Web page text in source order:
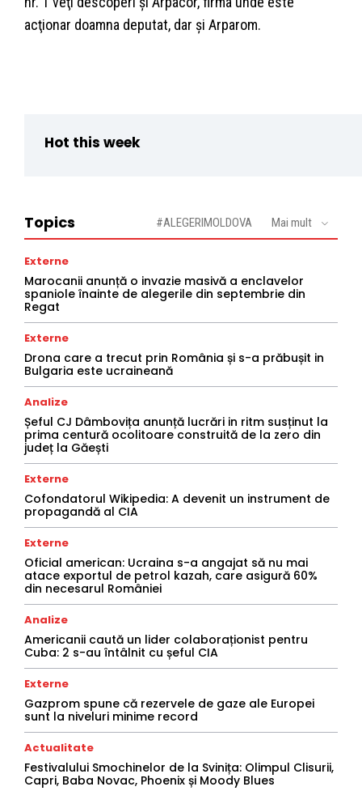
acţionar doamna deputat, dar şi Arparom.
Hot this week
Topics #ALEGERIMOLDOVA Mai mult
Externe
Marocanii anunță o invazie masivă a enclavelor
spaniole înainte de alegerile din septembrie din
Regat
Externe
Drona care a trecut prin România și s-a prăbușit in
Bulgaria este ucraineană
Analize
Șeful CJ Dâmbovița anunță lucrări in ritm susținut la
prima centură ocolitoare construită de la zero din
județ la Găești
Externe
Cofondatorul Wikipedia: A devenit un instrument de
propagandă al CIA
Externe
Oficial american: Ucraina s-a angajat să nu mai
atace exportul de petrol kazah, care asigură 60%
din necesarul României
Analize
Americanii caută un lider colaboraționist pentru
Cuba: 2 s-au întâlnit cu șeful CIA
Externe
Gazprom spune că rezervele de gaze ale Europei
sunt la niveluri minime record
Actualitate
Festivalului Smochinelor de la Svinița: Olimpul Clisurii,
Capri, Baba Novac, Phoenix și Moody Blues